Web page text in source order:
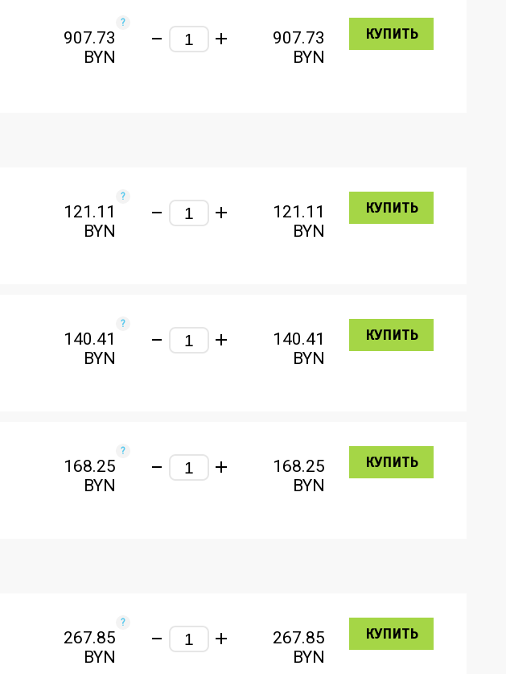
907.73
BYN
?
907.73
BYN
КУПИТЬ
121.11
BYN
?
121.11
BYN
КУПИТЬ
140.41
BYN
?
140.41
BYN
КУПИТЬ
168.25
BYN
?
168.25
BYN
КУПИТЬ
267.85
BYN
?
267.85
BYN
КУПИТЬ